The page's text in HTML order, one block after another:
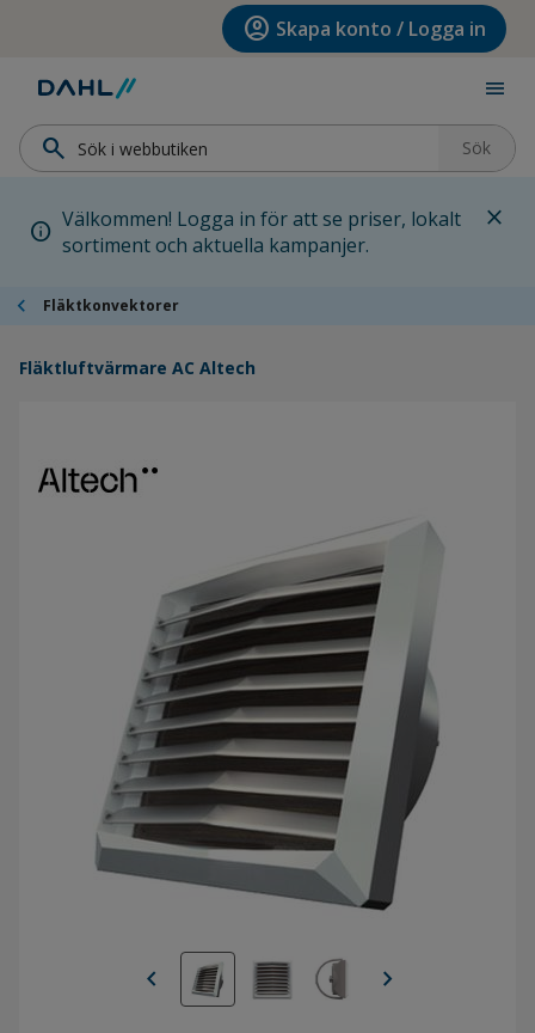
Hoppa till huvudinnehållet account_circle Skapa konto / Logga in
menu
search Sök
info Välkommen! Logga in för att se priser, lokalt
sortiment och aktuella kampanjer.
close
chevron_left Fläktkonvektorer
Fläktluftvärmare AC Altech
chevron_left chevron_right